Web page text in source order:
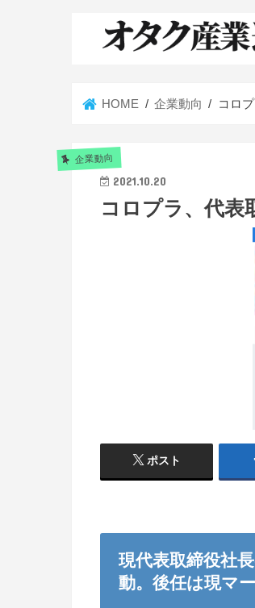
HOME 企業動向 コロ
企業動向
2021.10.20
コロプラ、代表
ポスト
現代表取締役社
動。後任は現マ